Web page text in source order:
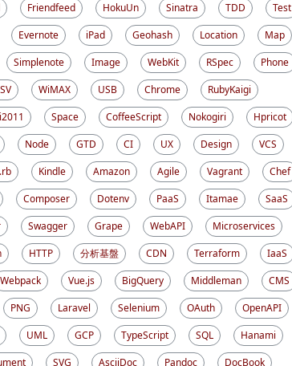
Friendfeed HokuUn Sinatra TDD
Test
Evernote iPad Geohash Location
Map
Simplenote Image WebKit RSpec
Phone
WiMAX USB Chrome
RubyKaigi
Space CoffeeScript Nokogiri
Hpricot
Node GTD CI UX Design
VCS
Kindle Amazon Agile Vagrant
Chef
Composer Dotenv PaaS Itamae
SaaS
Swagger Grape WebAPI
Microservices
HTTP 分析基盤 CDN Terraform
IaaS
Webpack Vue.js BigQuery Middleman
CMS
PNG Laravel Selenium OAuth
OpenAPI
UML GCP TypeScript SQL
Hanami
SVG AsciiDoc Pandoc DocBook